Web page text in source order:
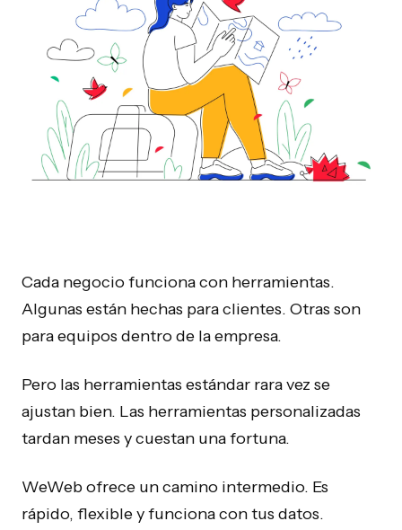
Cada negocio funciona con herramientas.
Algunas están hechas para clientes. Otras son
para equipos dentro de la empresa.
Pero las herramientas estándar rara vez se
ajustan bien. Las herramientas personalizadas
tardan meses y cuestan una fortuna.
WeWeb ofrece un camino intermedio. Es
rápido, flexible y funciona con tus datos.